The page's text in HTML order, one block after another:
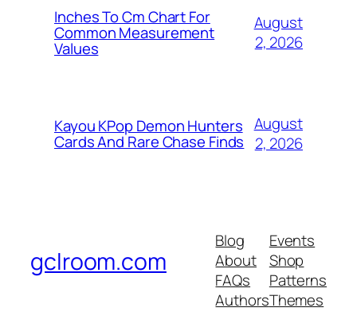
Inches To Cm Chart For
Common Measurement
Values
August
2, 2026
Kayou KPop Demon Hunters
Cards And Rare Chase Finds
August
2, 2026
gclroom.com
Blog
About
FAQs
Authors
Events
Shop
Patterns
Themes